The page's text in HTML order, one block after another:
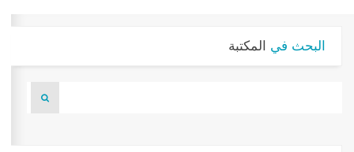
البحث في المكتبة